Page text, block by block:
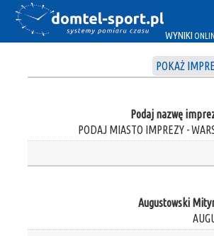
WYNIKI
POKAŻ
Podaj nazwę
PODAJ MIASTO IMPREZY -
Augustowski